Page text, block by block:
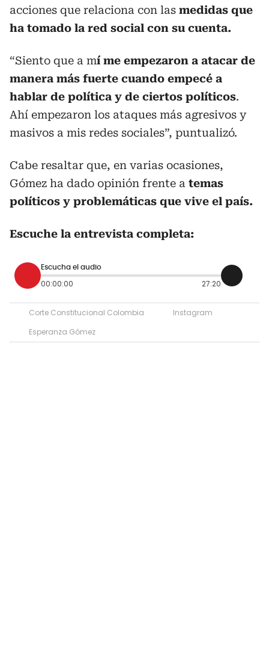
acciones que relaciona con las medidas que
ha tomado la red social con su cuenta.
“Siento que a mí me empezaron a atacar de
manera más fuerte cuando empecé a
hablar de política y de ciertos políticos.
Ahí empezaron los ataques más agresivos y
masivos a mis redes sociales”, puntualizó.
Cabe resaltar que, en varias ocasiones,
Gómez ha dado opinión frente a temas
políticos y problemáticas que vive el país.
Escuche la entrevista completa:
Escucha el audio
00:00:00 27:20
Corte Constitucional Colombia
Instagram
Esperanza Gómez